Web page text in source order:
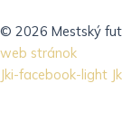
© 2026 Mestský
web stránok
Jki-facebook-light